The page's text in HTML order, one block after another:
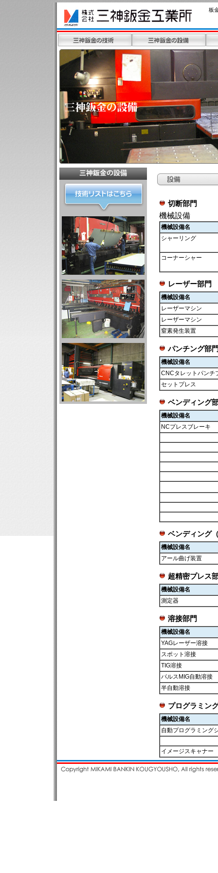
板
切断部門
機械設備
機械設備名
シャーリング
コーナーシャー
レーザー部門
機械設備名
レーザーマシン
レーザーマシン
窒素発生装置
パンチング部
機械設備名
CNCタレットパンチ
セットプレス
ベンディング
機械設備名
NCプレスブレーキ
ベンディング
機械設備名
アール曲げ装置
超精密プレス
機械設備名
測定器
溶接部門
機械設備名
YAGレーザー溶接
スポット溶接
TIG溶接
パルスMIG自動溶接
半自動溶接
プログラミン
機械設備名
自動プログラミング
イメージスキャナー